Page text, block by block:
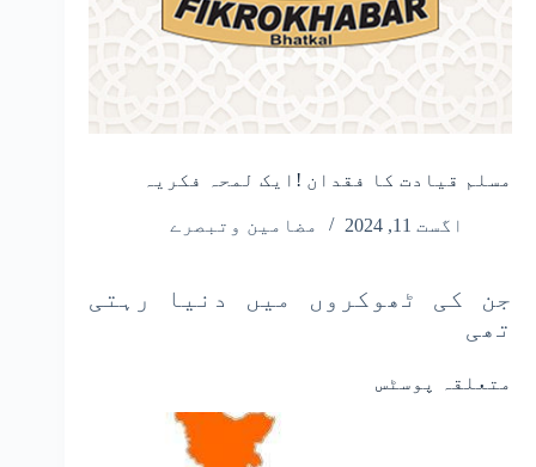
مسلم قیادت کا فقدان !ایک لمحہ فکریہ
اگست 11, 2024 مضامین وتبصرے
جن کی ٹھوکروں میں دنیا رہتی
تھی
متعلقہ پوسٹس